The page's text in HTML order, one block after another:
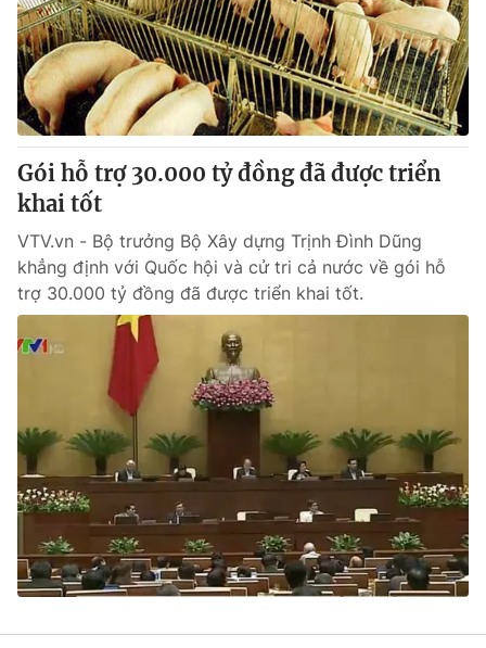
Sản phẩm
Thị trường
Tư vấn
Lịch phát sóng
Chuyên mục khác
Emagazine Podcast
Photo Infographic
Video Shorts video
VTV Money VTV Thể thao
VTV Sức khoẻ Bất động sản
Thị trường 24h Tấm lòng Việt
VTV4 Vươn mình bằng AI
Gói hỗ trợ 30.000 tỷ đồng đã được triển
khai tốt
VTV.vn - Bộ trưởng Bộ Xây dựng Trịnh Đình Dũng
khẳng định với Quốc hội và cử tri cả nước về gói hỗ
trợ 30.000 tỷ đồng đã được triển khai tốt.